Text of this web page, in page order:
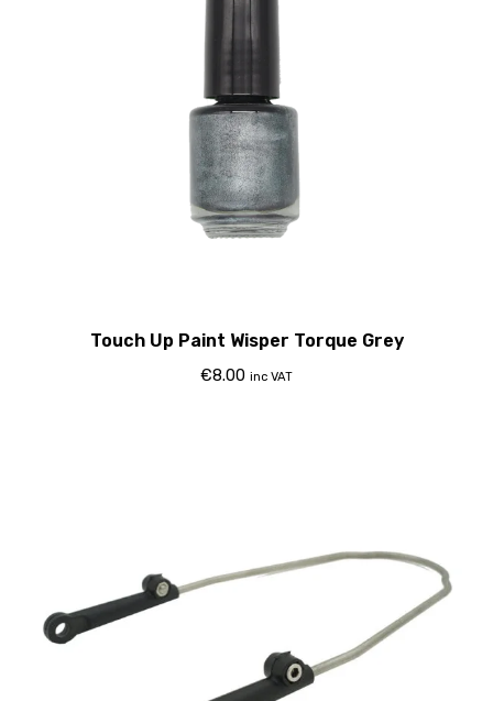
Touch Up Paint Wisper Torque Grey
€8.00 inc VAT